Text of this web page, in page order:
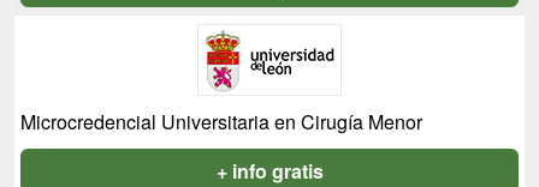
Microcredencial Universitaria en Cirugía Menor
+ info gratis